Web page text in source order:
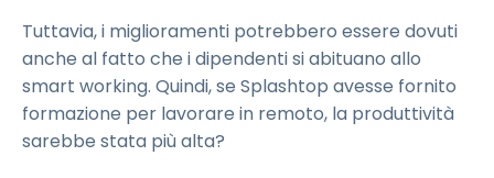
Tuttavia, i miglioramenti potrebbero essere dovuti
anche al fatto che i dipendenti si abituano allo
smart working. Quindi, se Splashtop avesse fornito
formazione per lavorare in remoto, la produttività
sarebbe stata più alta?